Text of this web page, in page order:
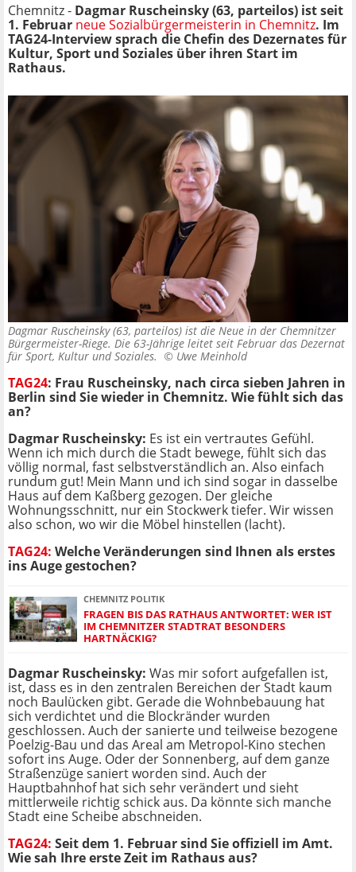
Chemnitz - Dagmar Ruscheinsky (63, parteilos) ist seit
1. Februar neue Sozialbürgermeisterin in Chemnitz. Im
TAG24-Interview sprach die Chefin des Dezernates für
Kultur, Sport und Soziales über ihren Start im
Rathaus.
Dagmar Ruscheinsky (63, parteilos) ist die Neue in der Chemnitzer
Bürgermeister-Riege. Die 63-Jährige leitet seit Februar das Dezernat
für Sport, Kultur und Soziales. © Uwe Meinhold
TAG24: Frau Ruscheinsky, nach circa sieben Jahren in
Berlin sind Sie wieder in Chemnitz. Wie fühlt sich das
an?
Dagmar Ruscheinsky: Es ist ein vertrautes Gefühl.
Wenn ich mich durch die Stadt bewege, fühlt sich das
völlig normal, fast selbstverständlich an. Also einfach
rundum gut! Mein Mann und ich sind sogar in dasselbe
Haus auf dem Kaßberg gezogen. Der gleiche
Wohnungsschnitt, nur ein Stockwerk tiefer. Wir wissen
also schon, wo wir die Möbel hinstellen (lacht).
TAG24: Welche Veränderungen sind Ihnen als erstes
ins Auge gestochen?
CHEMNITZ POLITIK
FRAGEN BIS DAS RATHAUS ANTWORTET: WER IST
IM CHEMNITZER STADTRAT BESONDERS
HARTNÄCKIG?
Dagmar Ruscheinsky: Was mir sofort aufgefallen ist,
ist, dass es in den zentralen Bereichen der Stadt kaum
noch Baulücken gibt. Gerade die Wohnbebauung hat
sich verdichtet und die Blockränder wurden
geschlossen. Auch der sanierte und teilweise bezogene
Poelzig-Bau und das Areal am Metropol-Kino stechen
sofort ins Auge. Oder der Sonnenberg, auf dem ganze
Straßenzüge saniert worden sind. Auch der
Hauptbahnhof hat sich sehr verändert und sieht
mittlerweile richtig schick aus. Da könnte sich manche
Stadt eine Scheibe abschneiden.
TAG24: Seit dem 1. Februar sind Sie offiziell im Amt.
Wie sah Ihre erste Zeit im Rathaus aus?